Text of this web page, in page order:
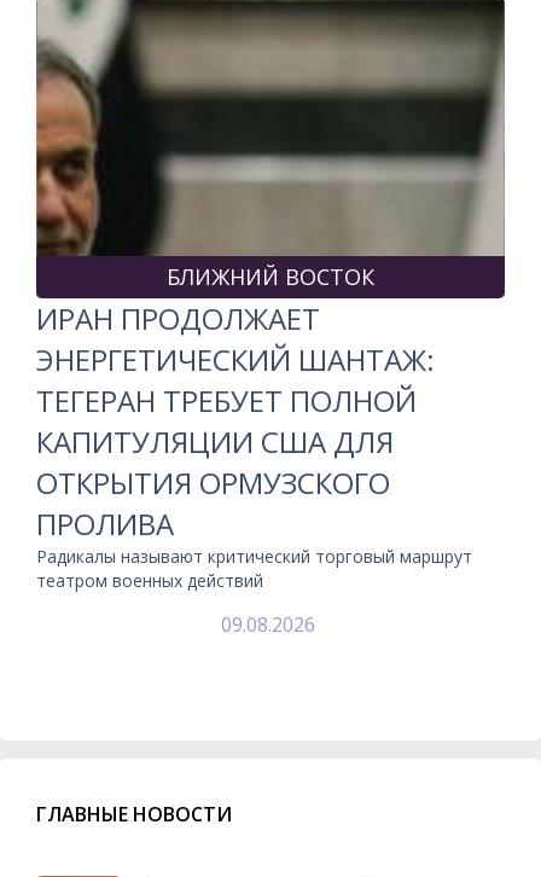
БЛИЖНИЙ ВОСТОК
ИРАН ПРОДОЛЖАЕТ
ЭНЕРГЕТИЧЕСКИЙ ШАНТАЖ:
ТЕГЕРАН ТРЕБУЕТ ПОЛНОЙ
КАПИТУЛЯЦИИ США ДЛЯ
ОТКРЫТИЯ ОРМУЗСКОГО
ПРОЛИВА
Радикалы называют критический торговый маршрут
театром военных действий
09.08.2026
ГЛАВНЫЕ НОВОСТИ